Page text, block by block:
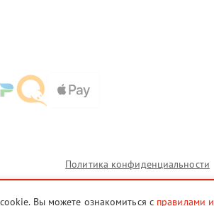
Политика конфиденциальности
Вы можете ознакомиться с правилами